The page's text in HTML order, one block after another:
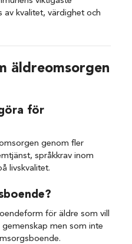
av kvalitet, värdighet och
äldreomsorgen
för
genom fler
språkkrav inom
livskvalitet.
för äldre som vill
men som inte